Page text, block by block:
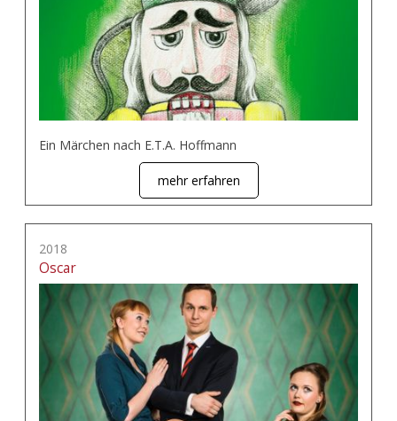
Ein Märchen nach E.T.A. Hoffmann
mehr erfahren
2018
Oscar